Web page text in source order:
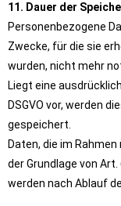
11. Dauer der
Personenbezogene
Zwecke, für die sie
wurden, nicht mehr
Liegt eine
DSGVO vor, werden
gespeichert.
Daten, die im
der Grundlage von
werden nach Ablauf